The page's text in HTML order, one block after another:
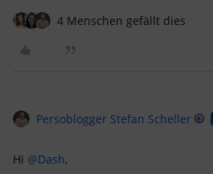
4 Menschen gefällt dies
Persoblogger Stefan Scheller
Hi @Dash,